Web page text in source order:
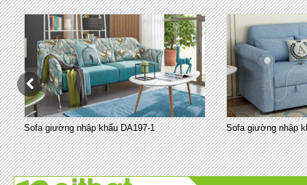
Sofa giường nhập khẩu DA197-1 Sofa giường nhập